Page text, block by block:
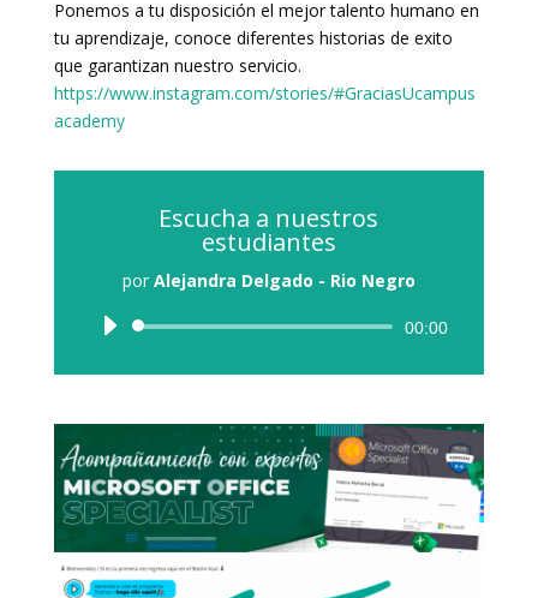
Ponemos a tu disposición el mejor talento humano en
tu aprendizaje, conoce diferentes historias de exito
que garantizan nuestro servicio.
https://www.instagram.com/stories/#GraciasUcampus
academy
Escucha a nuestros
estudiantes
por Alejandra Delgado - Rio Negro
Reproductor
audio
00:00